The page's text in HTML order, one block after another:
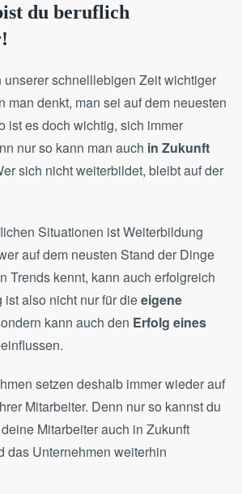
du beruflich
schnelllebigen Zeit wichtiger
man denkt, man sei auf dem neuesten
ist es doch wichtig, sich immer
nur so kann man auch in Zukunft
sich nicht weiterbildet, bleibt auf der
Situationen ist Weiterbildung
auf dem neusten Stand der Dinge
Trends kennt, kann auch erfolgreich
also nicht nur für dieeigene
kann auch den Erfolg eines
setzen deshalb immer wieder auf
Mitarbeiter. Denn nur so kannst du
Mitarbeiter auch in Zukunft
das Unternehmen weiterhin